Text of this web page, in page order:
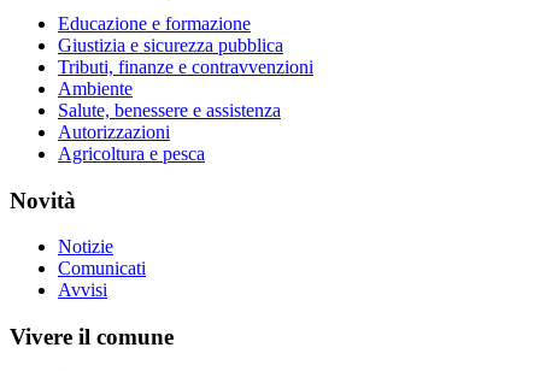
Educazione e formazione
Giustizia e sicurezza pubblica
Tributi, finanze e contravvenzioni
Ambiente
Salute, benessere e assistenza
Autorizzazioni
Agricoltura e pesca
Novità
Notizie
Comunicati
Avvisi
Vivere il comune